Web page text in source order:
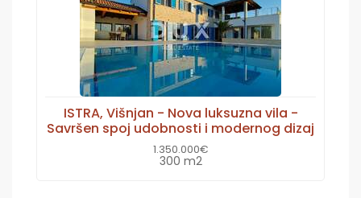
ISTRA, Višnjan - Nova luksuzna vila -
Savršen spoj udobnosti i modernog dizaj
1.350.000€
300 m2